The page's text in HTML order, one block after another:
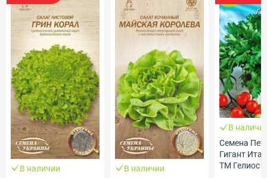
В наличии
В наличии
В
Семена
Гигант
ТМ Гелиос